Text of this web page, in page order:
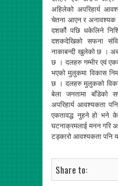
अहिलेको अपरिहार्य
चेतना आएन र
दशकौं पछि धकेलिने
दशकदेखिको सफना
नाकाबन्दी खुलेको छ । अब
छ । दलहरु गम्भीर एवं
भएको मुलुकमा विकास
छ । दलहरु मुलुकको
बेला जनतामा बाँडेको
अपरिहार्य आवश्यकता
एकतावद्ध नुहने हो भने
घटनाक्रमलाई मनन गरि
टड्कारो आवश्यकता पनि
Share to: